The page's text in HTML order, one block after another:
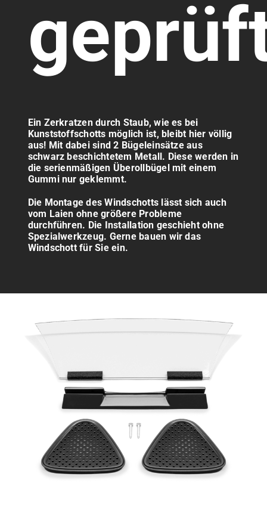
Ein Zerkratzen durch Staub, wie es bei
Kunststoffschotts möglich ist, bleibt hier völlig
aus! Mit dabei sind 2 Bügeleinsätze aus
schwarz beschichtetem Metall. Diese werden in
die serienmäßigen Überollbügel mit einem
Gummi nur geklemmt.
Die Montage des Windschotts lässt sich auch
vom Laien ohne größere Probleme
durchführen. Die Installation geschieht ohne
Spezialwerkzeug. Gerne bauen wir das
Windschott für Sie ein.